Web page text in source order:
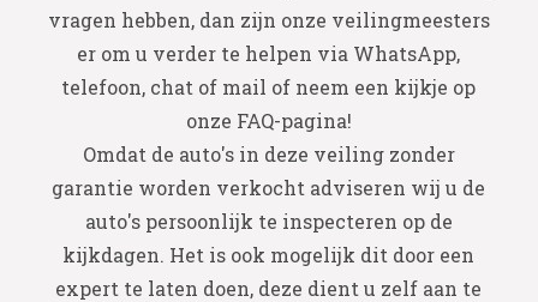
vragen hebben, dan zijn onze veilingmeesters
er om u verder te helpen via WhatsApp,
telefoon, chat of mail of neem een kijkje op
onze FAQ-pagina!
Omdat de auto's in deze veiling zonder
garantie worden verkocht adviseren wij u de
auto's persoonlijk te inspecteren op de
kijkdagen. Het is ook mogelijk dit door een
expert te laten doen, deze dient u zelf aan te